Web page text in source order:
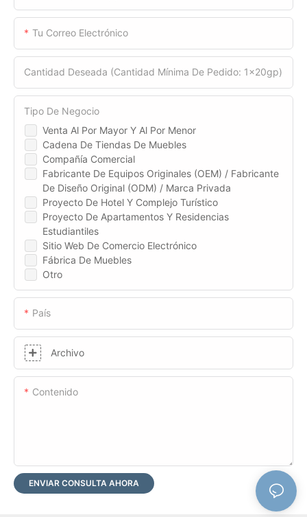
Tu Correo Electrónico
Cantidad Deseada (cantidad Mínima De Pedido: 1x20gp)
Venta Al Por Mayor Y Al Por Menor
Cadena De Tiendas De Muebles
Compañía Comercial
Fabricante De Equipos Originales (OEM) / Fabricante
De Diseño Original (ODM) / Marca Privada
Proyecto De Hotel Y Complejo Turístico
Proyecto De Apartamentos Y Residencias
Estudiantiles
Sitio Web De Comercio Electrónico
Fábrica De Muebles
Otro
Tipo De Negocio
País
Archivo
Contenido
ENVIAR CONSULTA AHORA